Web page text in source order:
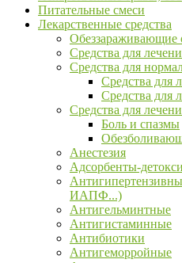
Питательные смеси
Лекарственные средства
Обеззараживающие
Средства для
Средства для
Средства для
Средства для
Средства для
Боль и спазмы
Анестезия
Адсорбенты-
ИАПФ...)
Антигельминтные
Антигистаминные
Антибиотики
Антигеморройные